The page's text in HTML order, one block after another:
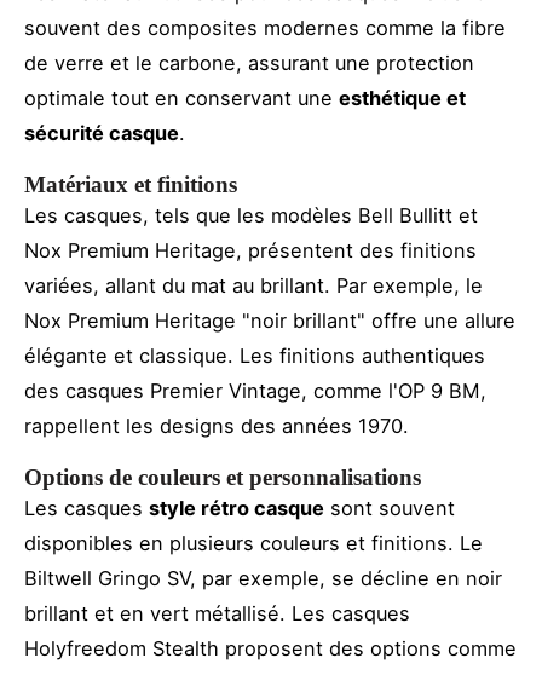
souvent des composites modernes comme la fibre
de verre et le carbone, assurant une protection
optimale tout en conservant une esthétique et
sécurité casque.
Matériaux et finitions
Les casques, tels que les modèles Bell Bullitt et
Nox Premium Heritage, présentent des finitions
variées, allant du mat au brillant. Par exemple, le
Nox Premium Heritage "noir brillant" offre une allure
élégante et classique. Les finitions authentiques
des casques Premier Vintage, comme l'OP 9 BM,
rappellent les designs des années 1970.
Options de couleurs et personnalisations
Les casques style rétro casque sont souvent
disponibles en plusieurs couleurs et finitions. Le
Biltwell Gringo SV, par exemple, se décline en noir
brillant et en vert métallisé. Les casques
Holyfreedom Stealth proposent des options comme